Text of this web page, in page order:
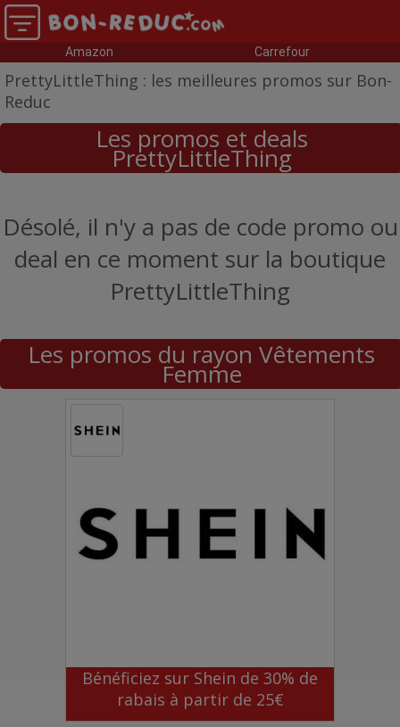
Amazon Carrefour
PrettyLittleThing : les meilleures promos sur Bon-
Reduc
Les promos et deals
PrettyLittleThing
Désolé, il n'y a pas de code promo ou
deal en ce moment sur la boutique
PrettyLittleThing
Les promos du rayon Vêtements
Femme
Bénéficiez sur Shein de 30% de
rabais à partir de 25€